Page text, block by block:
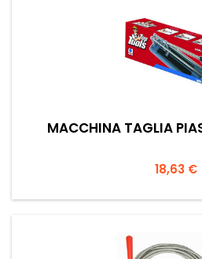
MACCHINA TAGLIA
Prezzo
18,63 €